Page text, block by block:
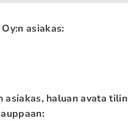
asiakas:
asiakas, haluan avata tilin